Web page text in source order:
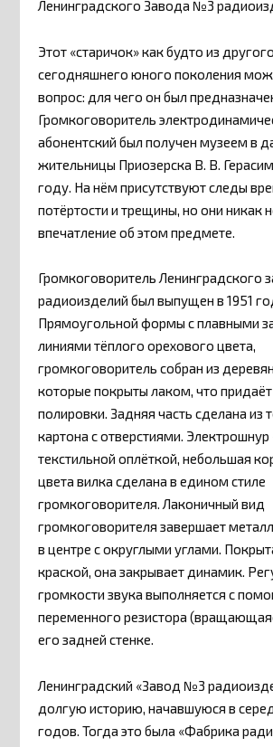
Ленинградского Завода №3
Этот «старичок» как будто из
сегодняшнего юного поколения
вопрос: для чего он был
Громкоговоритель
абонентский был получен музеем в
жительницы Приозерска В. В.
году. На нём присутствуют следы
потёртости и трещины, но они никак
впечатление об этом предмете.
Громкоговоритель Ленинградского
радиоизделий был выпущен в 1951
Прямоугольной формы с плавными
линиями тёплого орехового цвета,
громкоговоритель собран из
которые покрыты лаком, что
полировки. Задняя часть сделана из
картона с отверстиями. Электрошнур
текстильной оплёткой, небольшая
цвета вилка сделана в едином стиле
громкоговорителя. Лаконичный вид
громкоговорителя завершает
в центре с округлыми углами.
краской, она закрывает динамик.
громкости звука выполняется с
переменного резистора
его задней стенке.
Ленинградский «Завод №3
долгую историю, начавшуюся в
годов. Тогда это была «Фабрика